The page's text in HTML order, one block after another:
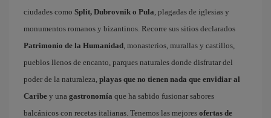
ciudades como Split, Dubrovnik o Pula , plagadas de iglesias y
monumentos romanos y bizantinos. Recorre sus sitios declarados
Patrimonio de la Humanidad , monasterios, murallas y castillos,
pueblos llenos de encanto, parques naturales donde disfrutar del
poder de la naturaleza, playas que no tienen nada que envidiar al
Caribe y una gastronomía que ha sabido fusionar sabores
balcánicos con recetas italianas. Tenemos las mejores ofertas de